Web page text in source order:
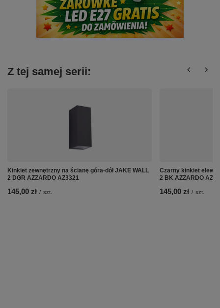
Z tej samej serii:
Kinkiet zewnętrzny na ścianę góra-dół JAKE WALL
2 DGR AZZARDO AZ3321
145,00 zł / szt.
Czarny kinkiet
2 BK AZZARDO
145,00 zł / szt.